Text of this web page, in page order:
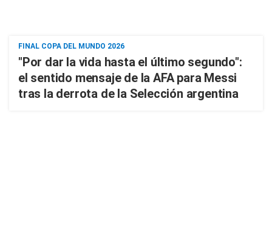
FINAL COPA DEL MUNDO 2026
"Por dar la vida hasta el último segundo":
el sentido mensaje de la AFA para Messi
tras la derrota de la Selección argentina